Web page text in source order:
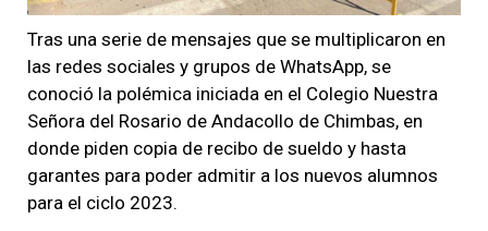
Tras una serie de mensajes que se multiplicaron en
las redes sociales y grupos de WhatsApp, se
conoció la polémica iniciada en el Colegio Nuestra
Señora del Rosario de Andacollo de Chimbas, en
donde piden copia de recibo de sueldo y hasta
garantes para poder admitir a los nuevos alumnos
para el ciclo 2023.